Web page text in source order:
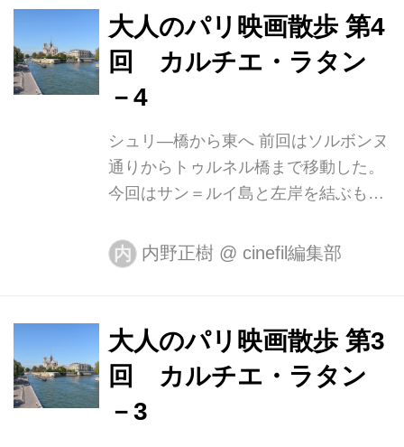
セーヌ県知事オスマンが整備して現在
の姿になった。園内にはピラミッドや
ローマの遺跡風列柱、パゴタなどが散
在し、東京都から寄贈された石の灯籠
住宅街が広がる。シャン＝ゼリゼから
は１kmほど離れており、このあたりま
でくると観光客の姿はほとんど見かけ
ノワール『唇を閉ざせ』のクライマッ
クスシ...
大人のパリ映画散歩 第4
回 カルチエ・ラタン
－4
シュリ―橋から東へ 前回はソルボンヌ
通りからトゥルネル橋まで移動した。
今回はサン＝ルイ島と左岸を結ぶもう
開しよう。この橋の東側あたりまでく
ると1960～70年代以降に建てられたと
になり、シテ島周辺の河岸とは雰囲気
ががらりと変わる。 そうした建物のな
かでもひときわ目を引くのがジャン・
ヌーヴェル設計のアラブ世界研究所
内 内野正樹 @ cinefil編集部
大人のパリ映画散歩 第3
回 カルチエ・ラタン
－3